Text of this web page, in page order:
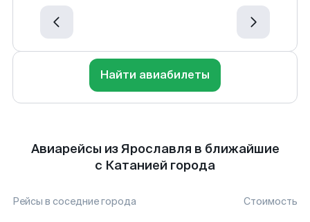
Найти авиабилеты
Авиарейсы из Ярославля в ближайшие
с Катанией города
Рейсы в соседние города Стоимость